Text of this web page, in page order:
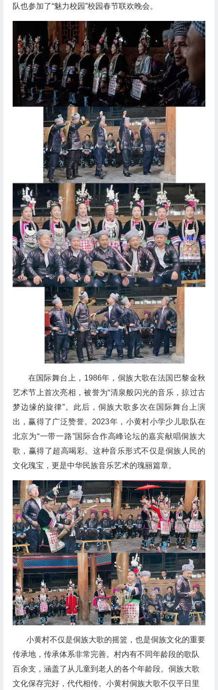
队也参加了“魅力校园”校园春节联欢晚会。
在国际舞台上， 1986年，侗族大歌在法国巴黎金秋
艺术节上首次亮相，被誉为“清泉般闪光的音乐，掠过古
梦边缘的旋律”。此后，侗族大歌多次在国际舞台上演
出，赢得了广泛赞誉。2023年，小黄村小学少儿歌队在
北京为“一带一路”国际合作高峰论坛的嘉宾献唱侗族大
歌，赢得了超高喝彩。这种音乐形式不仅是侗族人民的
文化瑰宝，更是中华民族音乐艺术的瑰丽篇章。
小黄村不仅是侗族大歌的摇篮，也是侗族文化的重要
传承地， 传承体系非常完善。 村内有不同年龄段的歌队
百余支，涵盖了从儿童到老人的各个年龄段。 侗族大歌
文化保存完好，代代相传。小黄村侗族大歌不仅平日里